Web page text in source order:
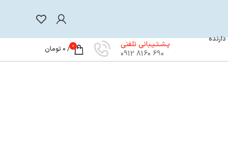
پـشـتـیـبانی تلفنی
690 8160 0912
0
/
0 تومان